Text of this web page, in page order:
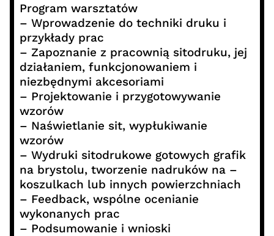
Program warsztatów
– Wprowadzenie do techniki druku i
przykłady prac
– Zapoznanie z pracownią sitodruku, jej
działaniem, funkcjonowaniem i
niezbędnymi akcesoriami
– Projektowanie i przygotowywanie
wzorów
– Naświetlanie sit, wypłukiwanie
wzorów
– Wydruki sitodrukowe gotowych grafik
na brystolu, tworzenie nadruków na –
koszulkach lub innych powierzchniach
– Feedback, wspólne ocenianie
wykonanych prac
– Podsumowanie i wnioski